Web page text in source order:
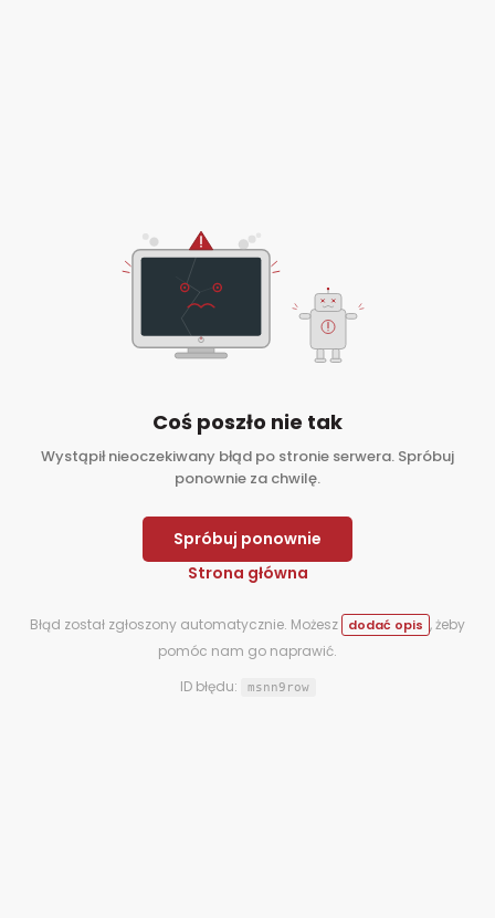
Coś poszło nie tak
Wystąpił nieoczekiwany błąd po stronie serwera. Spróbuj
ponownie za chwilę.
Spróbuj ponownie
Strona główna
Błąd został zgłoszony automatycznie. Możesz dodać opis , żeby
pomóc nam go naprawić.
ID błędu:
msnn9row